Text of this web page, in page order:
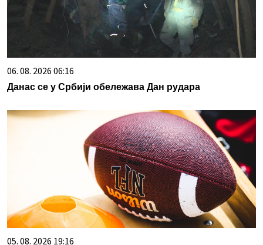
06. 08. 2026 06:16
Данас се у Србији обележава Дан рудара
05. 08. 2026 19:16